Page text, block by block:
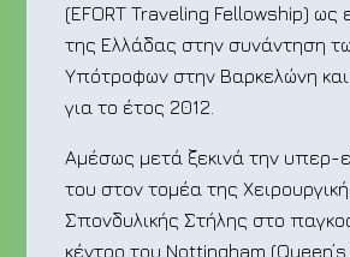
(EFORT Traveling Fellowship)
της Ελλάδας στην συνάντηση
Υπότροφων στην Βαρκελώνη
για το έτος 2012.
Αμέσως μετά ξεκινά την υπερ-
του στον τομέα της
Σπονδυλικής Στήλης στο
κέντρο του Nottingham